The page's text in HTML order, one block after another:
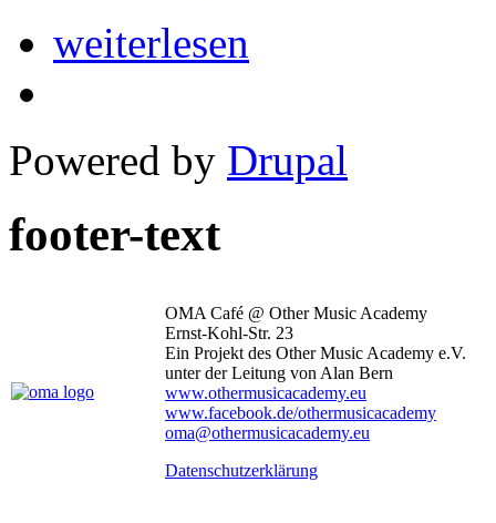
weiterlesen
Powered by Drupal
footer-text
OMA Café @ Other Music Academy
Ernst-Kohl-Str. 23
Ein Projekt des Other Music Academy e.V.
unter der Leitung von Alan Bern
www.othermusicacademy.eu
www.facebook.de/othermusicacademy
oma@othermusicacademy.eu
Datenschutzerklärung